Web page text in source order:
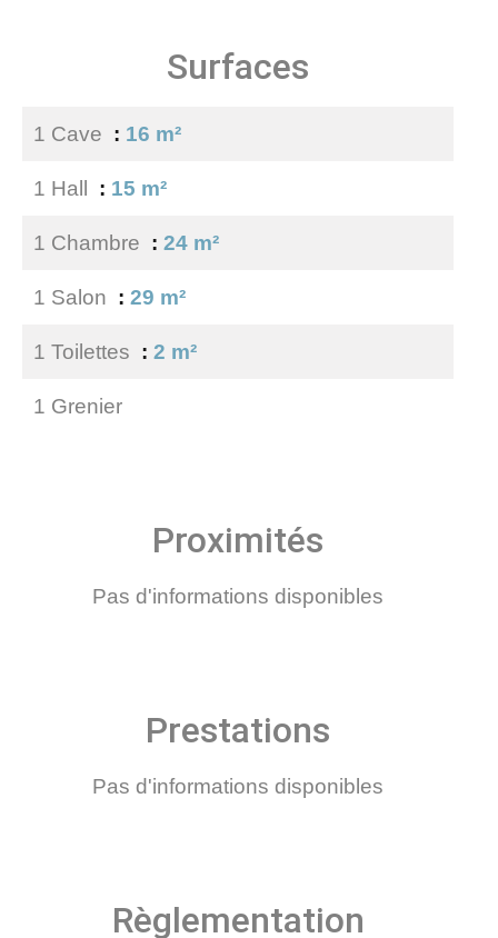
Surfaces
1 Cave 16 m²
1 Hall 15 m²
1 Chambre 24 m²
1 Salon 29 m²
1 Toilettes 2 m²
1 Grenier
Proximités
Pas d'informations disponibles
Prestations
Pas d'informations disponibles
Règlementation